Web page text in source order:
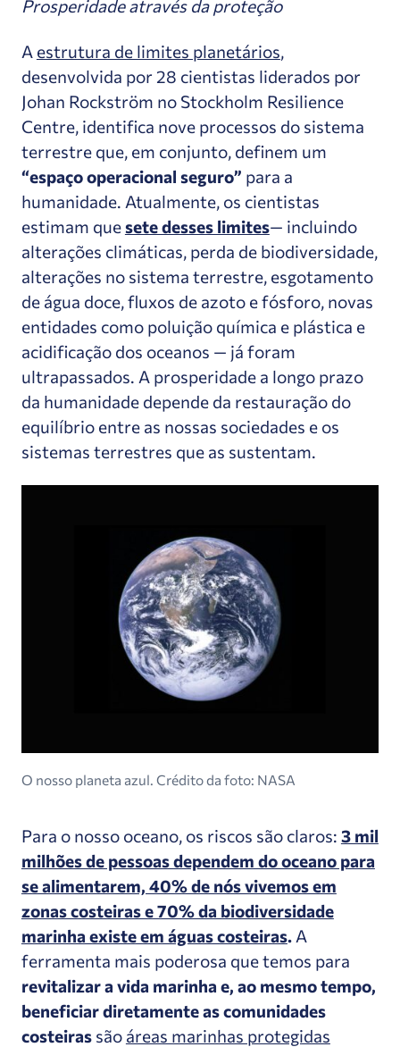
Prosperidade através da proteção
A estrutura de limites planetários,
desenvolvida por 28 cientistas liderados por
Johan Rockström no Stockholm Resilience
Centre, identifica nove processos do sistema
terrestre que, em conjunto, definem um
“espaço operacional seguro” para a
humanidade. Atualmente, os cientistas
estimam quesete desses limites— incluindo
alterações climáticas, perda de biodiversidade,
alterações no sistema terrestre, esgotamento
de água doce, fluxos de azoto e fósforo, novas
entidades como poluição química e plástica e
acidificação dos oceanos — já foram
ultrapassados. A prosperidade a longo prazo
da humanidade depende da restauração do
equilíbrio entre as nossas sociedades e os
sistemas terrestres que as sustentam.
O nosso planeta azul. Crédito da foto: NASA
Para o nosso oceano, os riscos são claros: 3 mil
milhões de pessoas dependem do oceano para
se alimentarem, 40% de nós vivemos em
zonas costeiras e 70% da biodiversidade
marinha existe em águas costeiras. A
ferramenta mais poderosa que temos para
revitalizar a vida marinha e, ao mesmo tempo,
beneficiar diretamente as comunidades
costeirassão áreas marinhas protegidas